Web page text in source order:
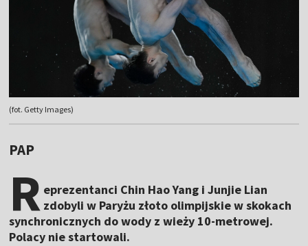
(fot. Getty Images)
PAP
R eprezentanci Chin Hao Yang i Junjie Lian
zdobyli w Paryżu złoto olimpijskie w skokach
synchronicznych do wody z wieży 10-metrowej.
Polacy nie startowali.